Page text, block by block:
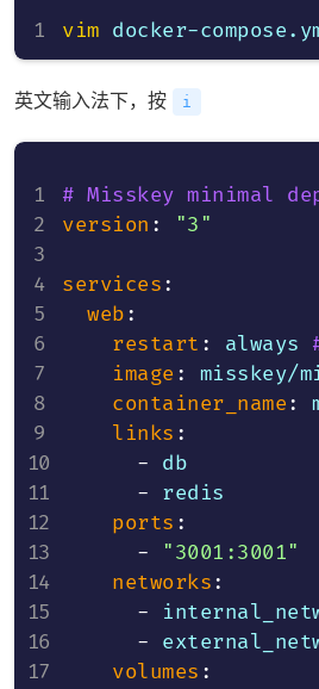
vim
英文输入法下，按 i
# Misskey minimal
version : "3"
services:
web:
restart : always
image : misskey/
container_name:
links :
- db
- redis
ports :
-
"3001:3001"
networks:
-
-
volumes :